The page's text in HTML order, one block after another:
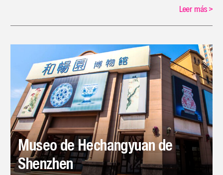
Leer más>
Museo de Hechangyuan de
Shenzhen